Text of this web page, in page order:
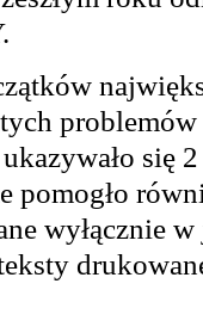
się
pomogło
wyłącznie